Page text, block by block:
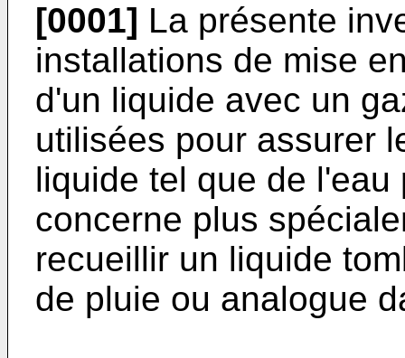
[0001] La présente
installations de mise
d'un liquide avec un
utilisées pour assurer
liquide tel que de
concerne plus
recueillir un liquide
de pluie ou analogue